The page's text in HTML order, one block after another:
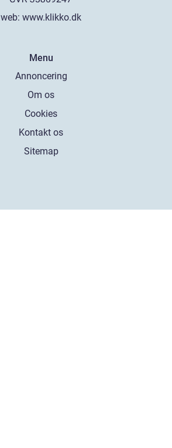
web: www.klikko.dk
Menu
Annoncering
Om os
Cookies
Kontakt os
Sitemap